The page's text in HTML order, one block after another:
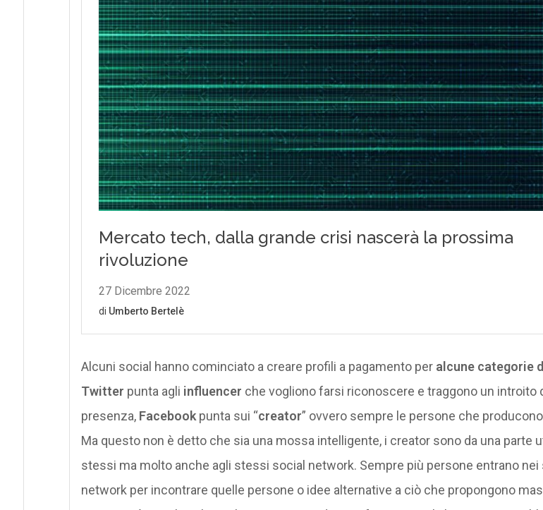
Alcuni social hanno cominciato a creare profili a pagamento per alcune categorie
Twitter punta agli influencer che vogliono farsi riconoscere e traggono un introito
presenza, Facebookpunta sui “creator” ovvero sempre le persone che
Ma questo non è detto che sia una mossa intelligente, i creator sono da una parte
stessi ma molto anche agli stessi social network. Sempre più persone entrano nei
network per incontrare quelle persone o idee alternative a ciò che propongono